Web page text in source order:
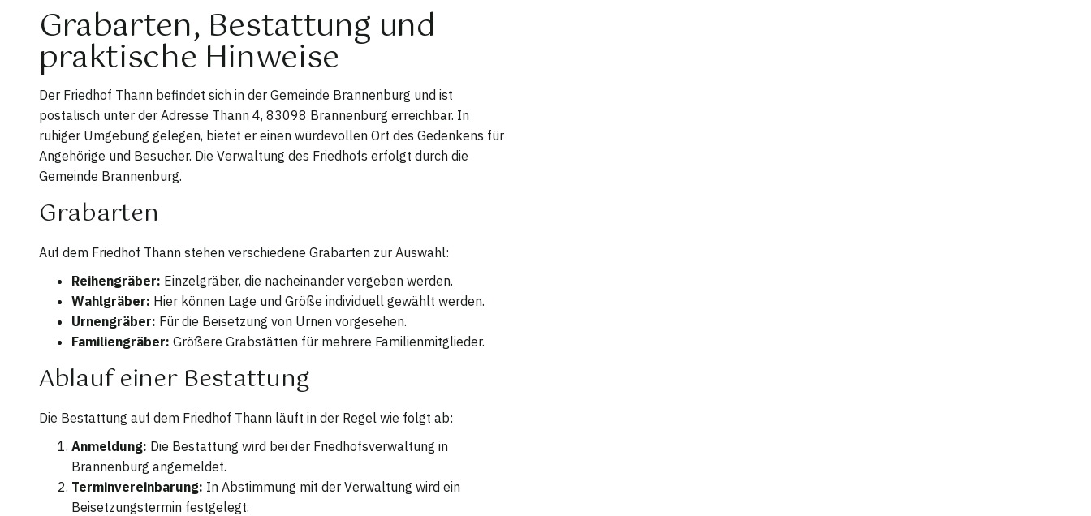
Grabarten, Bestattung und
praktische Hinweise
Der Friedhof Thann befindet sich in der Gemeinde Brannenburg und ist
postalisch unter der Adresse Thann 4, 83098 Brannenburg erreichbar. In
ruhiger Umgebung gelegen, bietet er einen würdevollen Ort des Gedenkens für
Angehörige und Besucher. Die Verwaltung des Friedhofs erfolgt durch die
Gemeinde Brannenburg.
Grabarten
Auf dem Friedhof Thann stehen verschiedene Grabarten zur Auswahl:
Reihengräber: Einzelgräber, die nacheinander vergeben werden.
Wahlgräber: Hier können Lage und Größe individuell gewählt werden.
Urnengräber: Für die Beisetzung von Urnen vorgesehen.
Familiengräber: Größere Grabstätten für mehrere Familienmitglieder.
Ablauf einer Bestattung
Die Bestattung auf dem Friedhof Thann läuft in der Regel wie folgt ab:
Anmeldung: Die Bestattung wird bei der Friedhofsverwaltung in
Brannenburg angemeldet.
Terminvereinbarung: In Abstimmung mit der Verwaltung wird ein
Beisetzungstermin festgelegt.